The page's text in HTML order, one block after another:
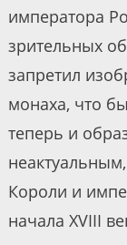
императора
зрительных
запретил
монаха, что
теперь и
Короли и
начала XVIII